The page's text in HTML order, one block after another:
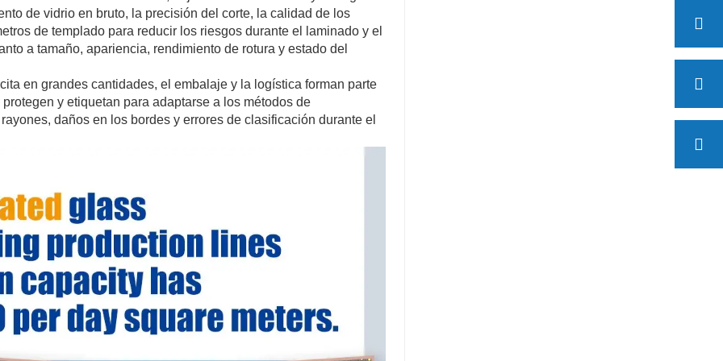
de vidrio en bruto, la precisión del corte, la calidad de los
de templado para reducir los riesgos durante el laminado y el
a tamaño, apariencia, rendimiento de rotura y estado del
en grandes cantidades, el embalaje y la logística forman parte
y etiquetan para adaptarse a los métodos de
daños en los bordes y errores de clasificación durante el